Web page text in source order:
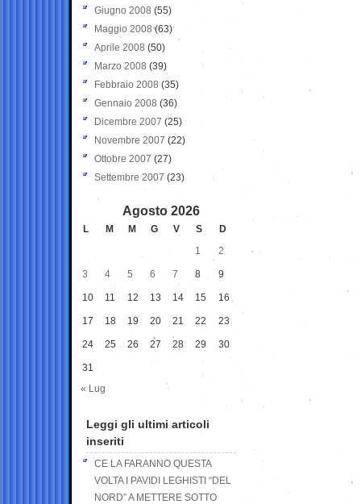
Giugno 2008 (55)
Maggio 2008(63)
Aprile 2008 (50)
Marzo 2008 (39)
Febbraio 2008 (35)
Gennaio 2008 (36)
Dicembre 2007 (25)
Novembre 2007 (22)
Ottobre 2007 (27)
Settembre 2007 (23)
Agosto 2026
L M M G V S
D
1
2
3 4 5 6 7 8 9
10 11 12 13 14 15 16
17 18 19 20 21 22 23
24 25 26 27 28 29 30
31
« Lug
Leggi gli ultimi articoli
inseriti
CE LA FARANNO QUESTA
VOLTA I PAVIDI LEGHISTI “DEL
NORD” A METTERE SOTTO